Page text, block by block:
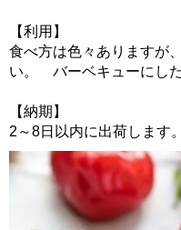
【利用】
食べ方は色々ありますが
い。 バーベキューにし
【納期】
2～8日以内に出荷します。